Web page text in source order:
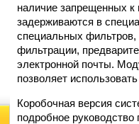
наличие запрещенных
задерживаются в
специальных фильтров,
фильтрации,
электронной почты.
позволяет
Коробочная версия
подробное